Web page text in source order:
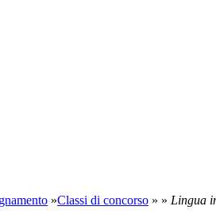
»Classi di concorso » » Lingua